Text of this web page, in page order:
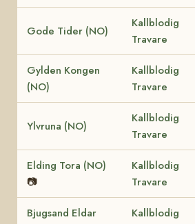
Gode Tider (NO)
Kallblodig
Travare
Gylden Kongen
(NO)
Kallblodig
Travare
Ylvruna (NO)
Kallblodig
Travare
Elding Tora (NO)
📷
Kallblodig
Travare
Bjugsand Eldar
Kallblodig